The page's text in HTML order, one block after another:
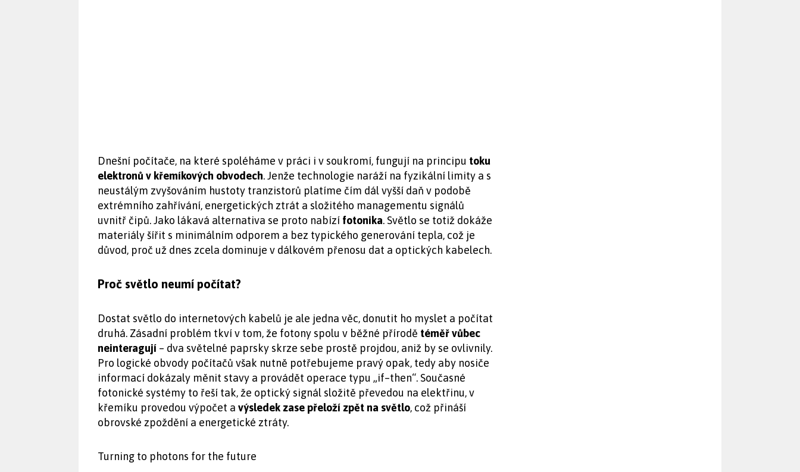
Dnešní počítače, na které spoléháme v práci i v soukromí, fungují na principu toku
elektronů v křemíkových obvodech. Jenže technologie naráží na fyzikální limity a s
neustálým zvyšováním hustoty tranzistorů platíme čím dál vyšší daň v podobě
extrémního zahřívání, energetických ztrát a složitého managementu signálů
uvnitř čipů. Jako lákavá alternativa se proto nabízí fotonika. Světlo se totiž dokáže
materiály šířit s minimálním odporem a bez typického generování tepla, což je
důvod, proč už dnes zcela dominuje v dálkovém přenosu dat a optických kabelech.
Proč světlo neumí počítat?
Dostat světlo do internetových kabelů je ale jedna věc, donutit ho myslet a počítat
druhá. Zásadní problém tkví v tom, že fotony spolu v běžné přírodě téměř vůbec
neinteragují – dva světelné paprsky skrze sebe prostě projdou, aniž by se ovlivnily.
Pro logické obvody počítačů však nutně potřebujeme pravý opak, tedy aby nosiče
informací dokázaly měnit stavy a provádět operace typu „if–then“. Současné
fotonické systémy to řeší tak, že optický signál složitě převedou na elektřinu, v
křemíku provedou výpočet a výsledek zase přeloží zpět na světlo, což přináší
obrovské zpoždění a energetické ztráty.
Turning to photons for the future